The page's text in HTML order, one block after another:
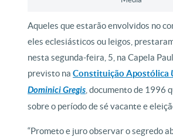
Aqueles que estarão envolvidos no
eles eclesiásticos ou leigos,
nesta segunda-feira, 5, na Capela
previsto naConstituição Apostólica
Dominici Gregis , documento de 1996
sobre o período de sé vacante e
“Prometo e juro observar o segredo